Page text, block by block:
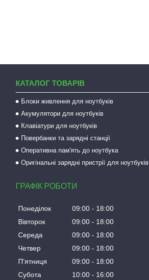
КАТАЛОГ ТОВАРІВ
Блоки живлення для ноутбуків
Акумулятори для ноутбуків
Клавіатури для ноутбуків
Повербанки та зарядні станції
Оперативна пам'ять до ноутбука
Оригінальні зарядні пристрії для ноутбуків
ГРАФІК РОБОТИ
Понеділок 09:00
18:00
Вівторок
09:00
18:00
Середа
09:00
18:00
Четвер
09:00
18:00
Пʼятниця
09:00
18:00
Субота
10:00 16:00